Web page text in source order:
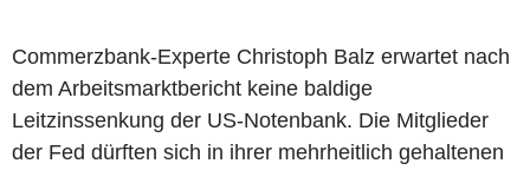
Commerzbank-Experte Christoph Balz erwartet nach
dem Arbeitsmarktbericht keine baldige
Leitzinssenkung der US-Notenbank. Die Mitglieder
der Fed dürften sich in ihrer mehrheitlich gehaltenen